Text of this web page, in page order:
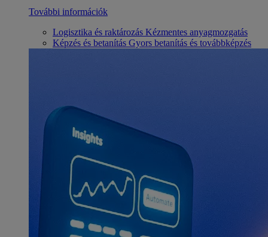
További információk
Logisztika és raktározás Kézmentes anyagmozgatás
Képzés és betanítás Gyors betanítás és továbbképzés